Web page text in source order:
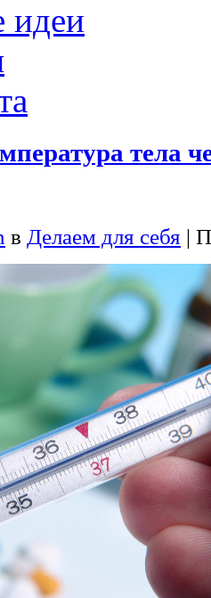
идеи
тела
в Делаем для себя |